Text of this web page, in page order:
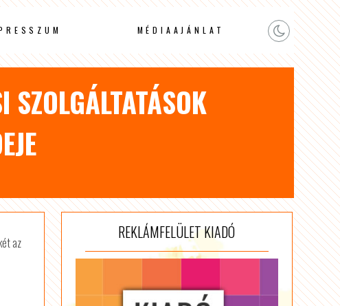
MÉDIAAJÁNLAT
az
REKLÁMFELÜLET KIADÓ